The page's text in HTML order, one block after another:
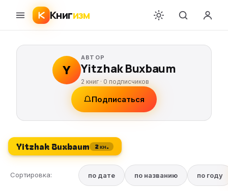
Книгизм
Y
АВТОР
Yitzhak Buxbaum
2 книг · 0 подписчиков
Подписаться
Yitzhak Buxbaum 2 кн.
Сортировка: по дате по названию по году